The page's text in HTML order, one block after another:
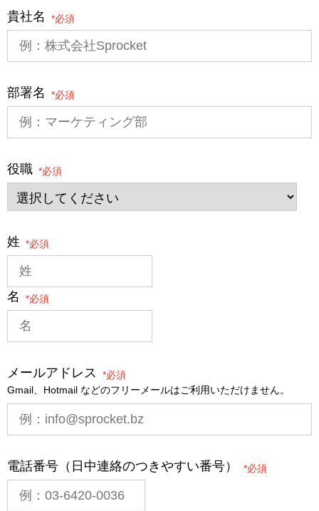
貴社名 *
部署名 *
役職 *
姓 *
名 *
メールアドレス
*
Gmail、Hotmail などのフリーメールはご利用いただけません。
電話番号（日中連絡のつきやすい番号） *